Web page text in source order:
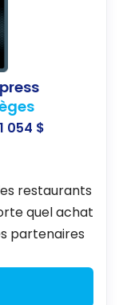
1 054 $
restaurants
quel achat
partenaires